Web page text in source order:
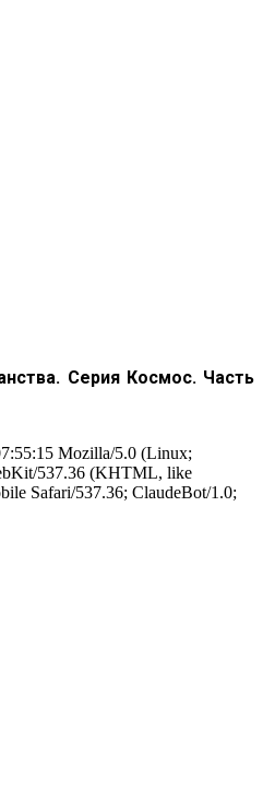
Серия Космос. Часть